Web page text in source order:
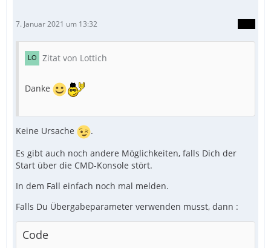
7. Januar 2021 um 13:32
Zitat von Lottich
Danke
Keine Ursache
.
Es gibt auch noch andere Möglichkeiten, falls Dich der
Start über die CMD-Konsole stört.
In dem Fall einfach noch mal melden.
Falls Du Übergabeparameter verwenden musst, dann :
Code